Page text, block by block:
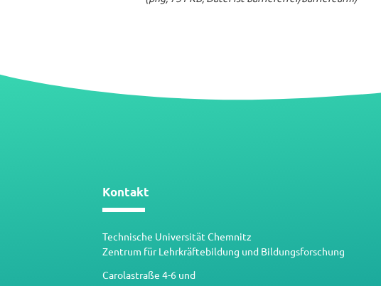
Kontakt
Technische Universität Chemnitz
Zentrum für Lehrkräftebildung und Bildungsforschung
Carolastraße 4-6 und